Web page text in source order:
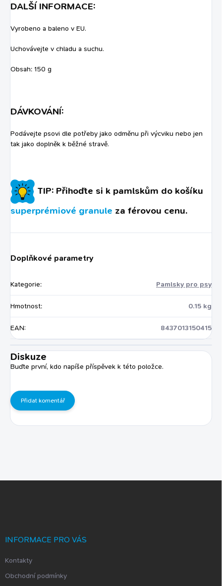
DALŠÍ INFORMACE:
Vyrobeno a baleno v EU.
Uchovávejte v chladu a suchu.
Obsah: 150 g
DÁVKOVÁNÍ:
Podávejte psovi dle potřeby jako odměnu při výcviku nebo jen
tak jako doplněk k běžné stravě.
TIP: Přihoďte si k pamlskům do košíku
superprémiové granule za férovou cenu.
Doplňkové parametry
Kategorie: Pamlsky pro psy
Hmotnost: 0.15 kg
EAN: 8437013150415
Diskuze
Buďte první, kdo napíše příspěvek k této položce.
Přidat komentář
INFORMACE PRO VÁS
Kontakty
Obchodní podmínky